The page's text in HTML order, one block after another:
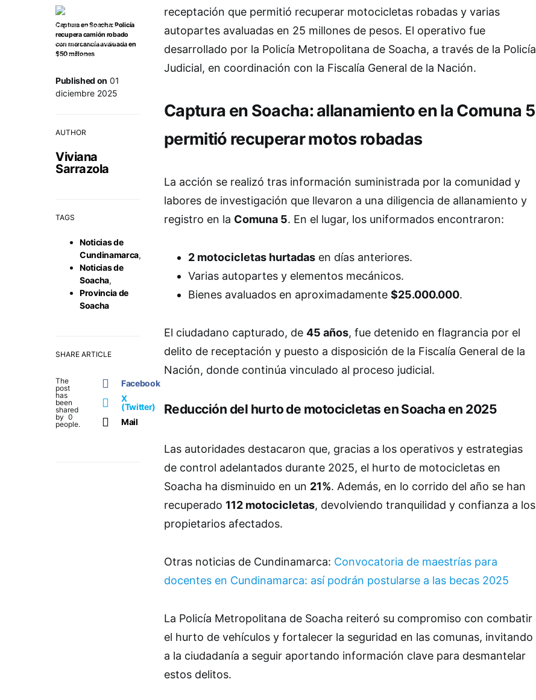
Captura en Soacha: Policía
recupera camión robado
con mercancía avaluada en
$50 millones
Published on 01
diciembre 2025
AUTHOR
Viviana
Sarrazola
TAGS
Noticias de
Cundinamarca,
Noticias de
Soacha,
Provincia de
Soacha
SHARE ARTICLE
The
post
has
been
shared
by 0
people.
Facebook
X
(Twitter)
Mail
receptación que permitió recuperar motocicletas robadas y varias
autopartes avaluadas en 25 millones de pesos. El operativo fue
desarrollado por la Policía Metropolitana de Soacha, a través de la Policía
Judicial, en coordinación con la Fiscalía General de la Nación.
Captura en Soacha: allanamiento en la Comuna 5
permitió recuperar motos robadas
La acción se realizó tras información suministrada por la comunidad y
labores de investigación que llevaron a una diligencia de allanamiento y
registro en la Comuna 5. En el lugar, los uniformados encontraron:
2 motocicletas hurtadas en días anteriores.
Varias autopartes y elementos mecánicos.
Bienes avaluados en aproximadamente $25.000.000.
El ciudadano capturado, de 45 años, fue detenido en flagrancia por el
delito de receptación y puesto a disposición de la Fiscalía General de la
Nación, donde continúa vinculado al proceso judicial.
Reducción del hurto de motocicletas en Soacha en 2025
Las autoridades destacaron que, gracias a los operativos y estrategias
de control adelantados durante 2025, el hurto de motocicletas en
Soacha ha disminuido en un 21%. Además, en lo corrido del año se han
recuperado 112 motocicletas, devolviendo tranquilidad y confianza a los
propietarios afectados.
Otras noticias de Cundinamarca: Convocatoria de maestrías para
docentes en Cundinamarca: así podrán postularse a las becas 2025
La Policía Metropolitana de Soacha reiteró su compromiso con combatir
el hurto de vehículos y fortalecer la seguridad en las comunas, invitando
a la ciudadanía a seguir aportando información clave para desmantelar
estos delitos.